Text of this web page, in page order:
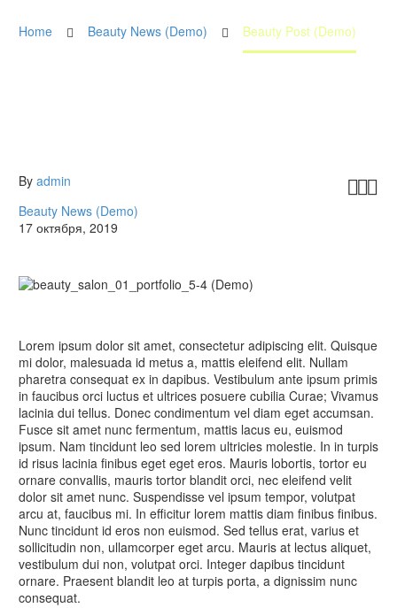
Home Beauty News (Demo) Beauty Post (Demo)

By admin
Beauty News (Demo)
17 октября, 2019
Lorem ipsum dolor sit amet, consectetur adipiscing elit. Quisque
mi dolor, malesuada id metus a, mattis eleifend elit. Nullam
pharetra consequat ex in dapibus. Vestibulum ante ipsum primis
in faucibus orci luctus et ultrices posuere cubilia Curae; Vivamus
lacinia dui tellus. Donec condimentum vel diam eget accumsan.
Fusce sit amet nunc fermentum, mattis lacus eu, euismod
ipsum. Nam tincidunt leo sed lorem ultricies molestie. In in turpis
id risus lacinia finibus eget eget eros. Mauris lobortis, tortor eu
ornare convallis, mauris tortor blandit orci, nec eleifend velit
dolor sit amet nunc. Suspendisse vel ipsum tempor, volutpat
arcu at, faucibus mi. In efficitur lorem mattis diam finibus finibus.
Nunc tincidunt id eros non euismod. Sed tellus erat, varius et
sollicitudin non, ullamcorper eget arcu. Mauris at lectus aliquet,
vestibulum dui non, volutpat orci. Integer dapibus tincidunt
ornare. Praesent blandit leo at turpis porta, a dignissim nunc
consequat.